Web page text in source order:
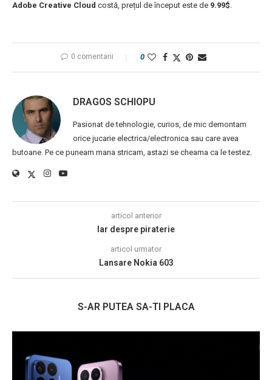
Adobe Creative Cloud costă, prețul de început este de 9.99$.
0 comentarii 0
DRAGOS SCHIOPU
Pasionat de tehnologie, curios, de mic demontam
orice jucarie electrica/electronica sau care avea
butoane. Pe ce puneam mana stricam, astazi se cheama ca le testez.
articol anterior
Iar despre piraterie
articol urmator
Lansare Nokia 603
S-AR PUTEA SA-TI PLACA